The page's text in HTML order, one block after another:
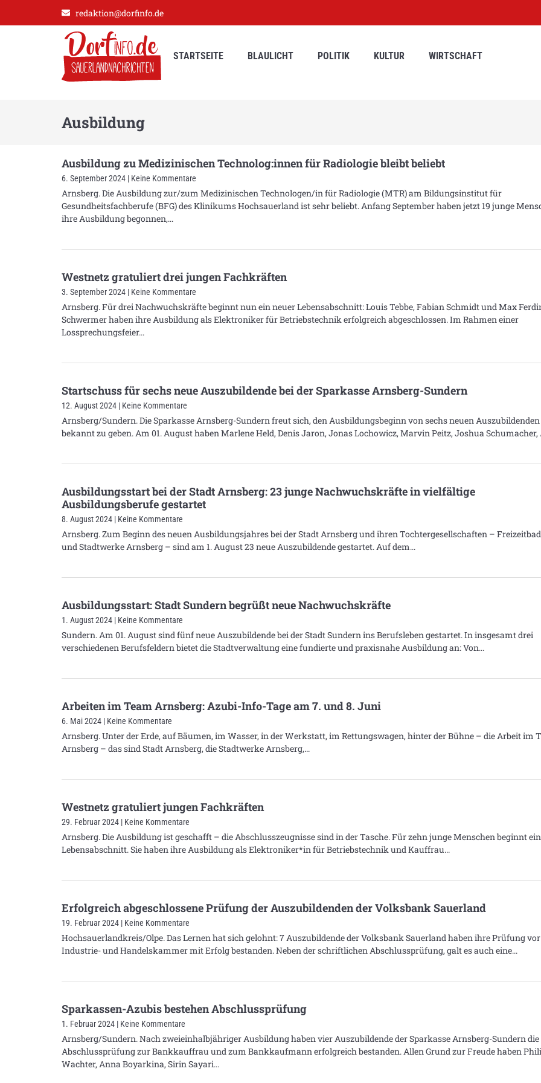
redaktion@dorfinfo.de
STARTSEITE BLAULICHT POLITIK KULTUR WIRTSCHAFT
Ausbildung
Ausbildung zu Medizinischen Technolog:innen für Radiologie bleibt beliebt
6. September 2024 Keine Kommentare
Arnsberg. Die Ausbildung zur/zum Medizinischen Technologen/in für Radiologie (MTR) am Bildungsinstitut für
Gesundheitsfachberufe (BFG) des Klinikums Hochsauerland ist sehr beliebt. Anfang September haben jetzt 19 junge
ihre Ausbildung begonnen,
Westnetz gratuliert drei jungen Fachkräften
3. September 2024 Keine Kommentare
Arnsberg. Für drei Nachwuchskräfte beginnt nun ein neuer Lebensabschnitt: Louis Tebbe, Fabian Schmidt und Max
Schwermer haben ihre Ausbildung als Elektroniker für Betriebstechnik erfolgreich abgeschlossen. Im Rahmen einer
Lossprechungsfeier
Startschuss für sechs neue Auszubildende bei der Sparkasse Arnsberg-Sundern
12. August 2024 Keine Kommentare
Arnsberg/Sundern. Die Sparkasse Arnsberg-Sundern freut sich, den Ausbildungsbeginn von sechs neuen Auszubildenden
bekannt zu geben. Am 01. August haben Marlene Held, Denis Jaron, Jonas Lochowicz, Marvin Peitz, Joshua Schumacher,
Ausbildungsstart bei der Stadt Arnsberg: 23 junge Nachwuchskräfte in vielfältige
Ausbildungsberufe gestartet
8. August 2024 Keine Kommentare
Arnsberg. Zum Beginn des neuen Ausbildungsjahres bei der Stadt Arnsberg und ihren Tochtergesellschaften –
und Stadtwerke Arnsberg – sind am 1. August 23 neue Auszubildende gestartet. Auf dem
Ausbildungsstart: Stadt Sundern begrüßt neue Nachwuchskräfte
1. August 2024 Keine Kommentare
Sundern. Am 01. August sind fünf neue Auszubildende bei der Stadt Sundern ins Berufsleben gestartet. In insgesamt drei
verschiedenen Berufsfeldern bietet die Stadtverwaltung eine fundierte und praxisnahe Ausbildung an: Von
Arbeiten im Team Arnsberg: Azubi-Info-Tage am 7. und 8. Juni
6. Mai 2024 Keine Kommentare
Arnsberg. Unter der Erde, auf Bäumen, im Wasser, in der Werkstatt, im Rettungswagen, hinter der Bühne – die Arbeit im
Arnsberg – das sind Stadt Arnsberg, die Stadtwerke Arnsberg,
Westnetz gratuliert jungen Fachkräften
29. Februar 2024 Keine Kommentare
Arnsberg. Die Ausbildung ist geschafft – die Abschlusszeugnisse sind in der Tasche. Für zehn junge Menschen beginnt
Lebensabschnitt. Sie haben ihre Ausbildung als Elektroniker*in für Betriebstechnik und Kauffrau
Erfolgreich abgeschlossene Prüfung der Auszubildenden der Volksbank Sauerland
19. Februar 2024 Keine Kommentare
Hochsauerlandkreis/Olpe. Das Lernen hat sich gelohnt: 7 Auszubildende der Volksbank Sauerland haben ihre Prüfung
Industrie- und Handelskammer mit Erfolg bestanden. Neben der schriftlichen Abschlussprüfung, galt es auch eine
Sparkassen-Azubis bestehen Abschlussprüfung
1. Februar 2024 Keine Kommentare
Arnsberg/Sundern. Nach zweieinhalbjähriger Ausbildung haben vier Auszubildende der Sparkasse Arnsberg-Sundern die
Abschlussprüfung zur Bankkauffrau und zum Bankkaufmann erfolgreich bestanden. Allen Grund zur Freude haben
Wachter, Anna Boyarkina, Sirin Sayari